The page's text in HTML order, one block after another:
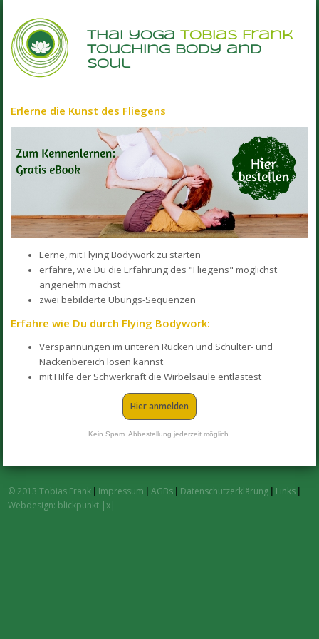
thai yogaTobias Frank
touching body and
soul
Erlerne die Kunst des Fliegens
Lerne, mit Flying Bodywork zu starten
erfahre, wie Du die Erfahrung des "Fliegens" möglichst
angenehm machst
zwei bebilderte Übungs-Sequenzen
Erfahre wie Du durch Flying Bodywork:
Verspannungen im unteren Rücken und Schulter- und
Nackenbereich lösen kannst
mit Hilfe der Schwerkraft die Wirbelsäule entlastest
Hier anmelden
Kein Spam. Abbestellung jederzeit möglich.
© 2013 Tobias Frank | Impressum | AGBs | Datenschutzerklärung | Links |
Webdesign: blickpunkt |x|